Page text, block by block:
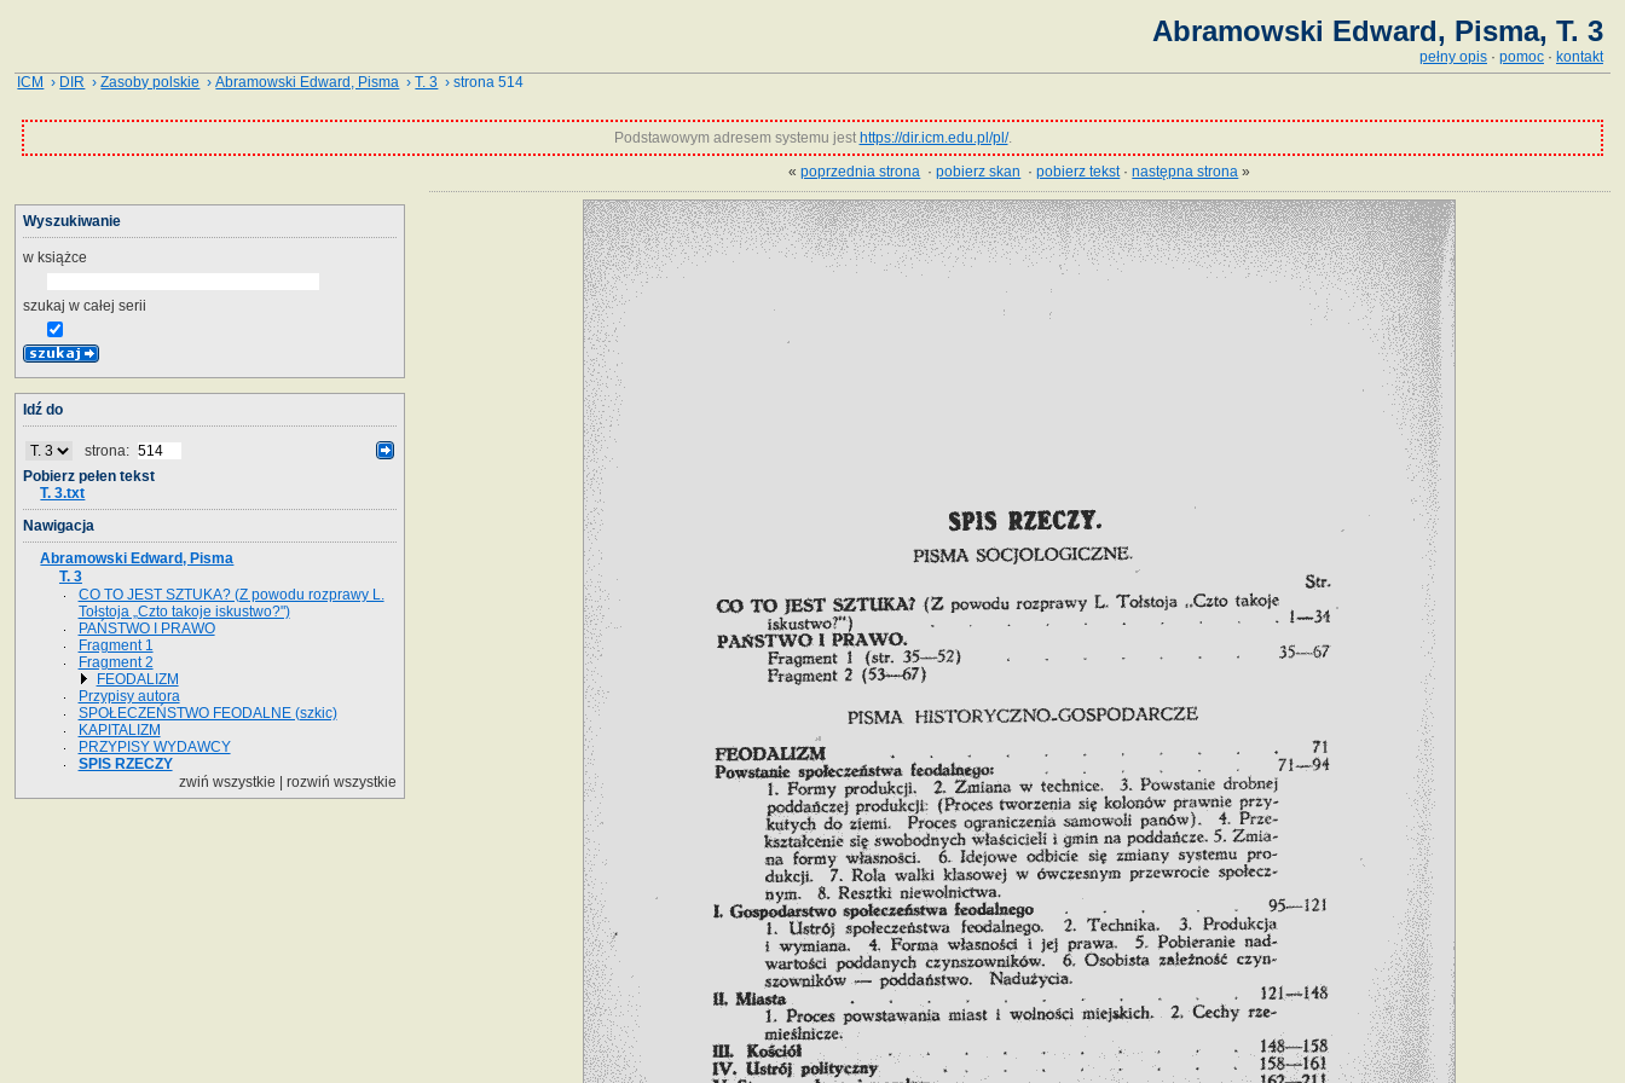
Abramowski Edward, Pisma, T. 3
pełny opis · pomoc · kontakt
ICM › DIR ›Zasoby polskie ›Abramowski Edward, Pisma ›T. 3 › strona 514
Podstawowym adresem systemu jest https://dir.icm.edu.pl/pl/.
«poprzednia strona ·pobierz skan ·pobierz tekst·następna strona »
Wyszukiwanie
w książce
szukaj w całej serii
Idź do
strona:
Pobierz pełen tekst
T. 3.txt
Nawigacja
Abramowski Edward, Pisma
T. 3
CO TO JEST SZTUKA? (Z powodu rozprawy L.
Tołstoja „Czto takoje iskustwo?")
PAŃSTWO I PRAWO
Fragment 1
Fragment 2
FEODALIZM
Przypisy autora
SPOŁECZEŃSTWO FEODALNE (szkic)
KAPITALIZM
PRZYPISY WYDAWCY
SPIS RZECZY
zwiń wszystkie |rozwiń wszystkie